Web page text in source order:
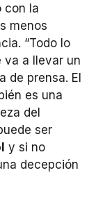
con la
menos
“Todo lo
va a llevar un
de prensa. El
es una
del
ser
y si no
decepción